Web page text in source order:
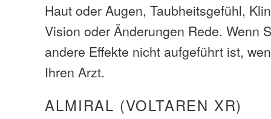
Haut oder Augen, Taubheitsgefühl,
Vision oder Änderungen Rede. Wenn
andere Effekte nicht aufgeführt ist,
Ihren Arzt.
ALMIRAL (VOLTAREN XR)